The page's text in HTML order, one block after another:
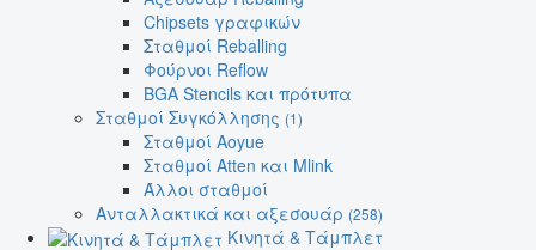
Chipsets γραφικών
Σταθμοί Reballing
Φούρνοι Reflow
BGA Stencils και πρότυπα
Σταθμοί Συγκόλλησης (1)
Σταθμοί Aoyue
Σταθμοί Atten και Mlink
Άλλοι σταθμοί
Ανταλλακτικά και αξεσουάρ (258)
Κινητά & Τάμπλετ